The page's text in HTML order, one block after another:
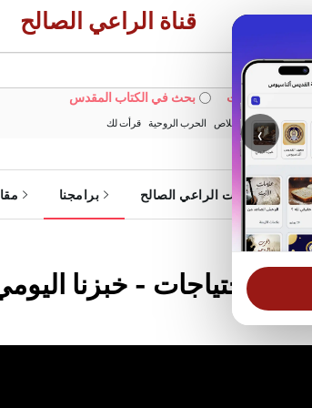
‹
قناة الراعي الصالح
في الويبسايت بحث في الكتاب المقدس
خبزنا اليومي الخلاص الحرب الروحية قرأت لك
خدمات الراعي الصالح برامجنا
الاحتياجات - خبزنا